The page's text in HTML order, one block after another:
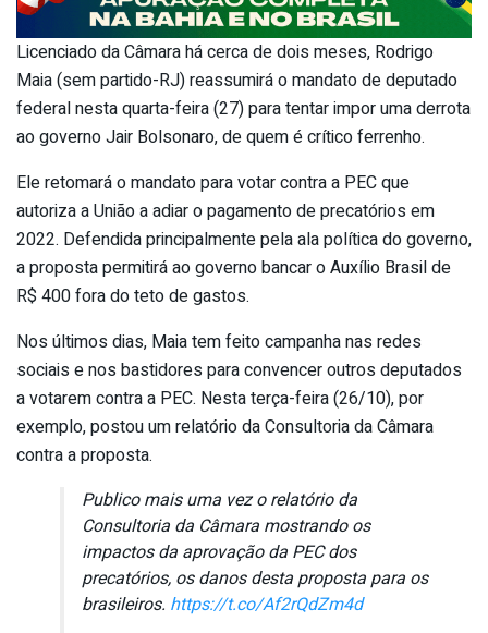
Licenciado da Câmara há cerca de dois meses, Rodrigo
Maia (sem partido-RJ) reassumirá o mandato de deputado
federal nesta quarta-feira (27) para tentar impor uma derrota
ao governo Jair Bolsonaro, de quem é crítico ferrenho.
Ele retomará o mandato para votar contra a PEC que
autoriza a União a adiar o pagamento de precatórios em
2022. Defendida principalmente pela ala política do governo,
a proposta permitirá ao governo bancar o Auxílio Brasil de
R$ 400 fora do teto de gastos.
Nos últimos dias, Maia tem feito campanha nas redes
sociais e nos bastidores para convencer outros deputados
a votarem contra a PEC. Nesta terça-feira (26/10), por
exemplo, postou um relatório da Consultoria da Câmara
contra a proposta.
Publico mais uma vez o relatório da
Consultoria da Câmara mostrando os
impactos da aprovação da PEC dos
precatórios, os danos desta proposta para os
brasileiros. https://t.co/Af2rQdZm4d